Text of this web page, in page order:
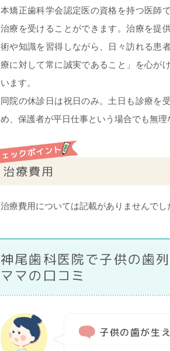
本矯正歯科学会認定医の資格を持つ医師
治療を受けることができます。治療を提
術や知識を習得しながら、日々訪れる患
療に対して常に誠実であること」を心が
います。
同院の休診日は祝日のみ。土日も診療を
め、保護者が平日仕事という場合でも無
治療費用
治療費用については記載がありませんでし
神尾歯科医院で子供の歯
ママの口コミ
子供の歯が生